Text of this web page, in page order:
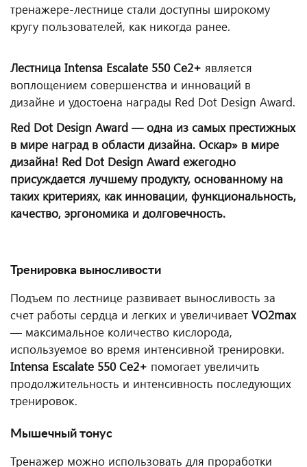
тренажере-лестнице стали доступны широкому
кругу пользователей, как никогда ранее.
Лестница Intensa Escalate 550 Ce2+ является
воплощением совершенства и инноваций в
дизайне и удостоена награды Red Dot Design Award.
Red Dot Design Award — одна из самых престижных
в мире наград в области дизайна. Оскар» в мире
дизайна! Red Dot Design Award ежегодно
присуждается лучшему продукту, основанному на
таких критериях, как инновации, функциональность,
качество, эргономика и долговечность.
Тренировка выносливости
Подъем по лестнице развивает выносливость за
счет работы сердца и легких и увеличивает VO2max
— максимальное количество кислорода,
используемое во время интенсивной тренировки.
Intensa Escalate 550 Ce2+ помогает увеличить
продолжительность и интенсивность последующих
тренировок.
Мышечный тонус
Тренажер можно использовать для проработки